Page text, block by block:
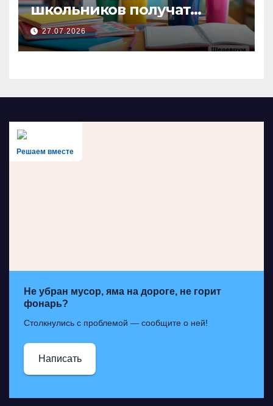
школьников получат
выплаты к учебному году
27.07.2026
Решаем вместе
Не убран мусор, яма на дороге, не горит
фонарь?
Столкнулись с проблемой — сообщите о ней!
Написать